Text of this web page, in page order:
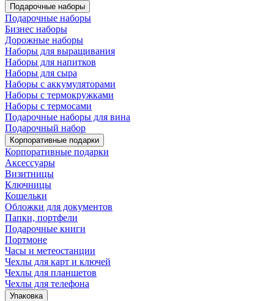
Подарочные наборы
Подарочные наборы
Бизнес наборы
Дорожные наборы
Наборы для выращивания
Наборы для напитков
Наборы для сыра
Наборы с аккумуляторами
Наборы с термокружками
Наборы с термосами
Подарочные наборы для вина
Подарочный набор
Корпоративные подарки
Корпоративные подарки
Аксессуары
Визитницы
Ключницы
Кошельки
Обложки для документов
Папки, портфели
Подарочные книги
Портмоне
Часы и метеостанции
Чехлы для карт и ключей
Чехлы для планшетов
Чехлы для телефона
Упаковка